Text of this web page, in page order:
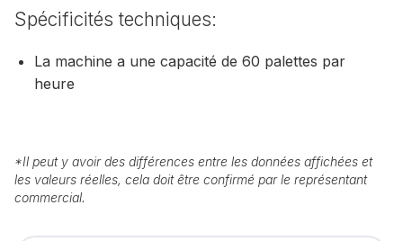
Spécificités techniques:
La machine a une capacité de 60 palettes par
heure
*Il peut y avoir des différences entre les données affichées et
les valeurs réelles, cela doit être confirmé par le représentant
commercial.